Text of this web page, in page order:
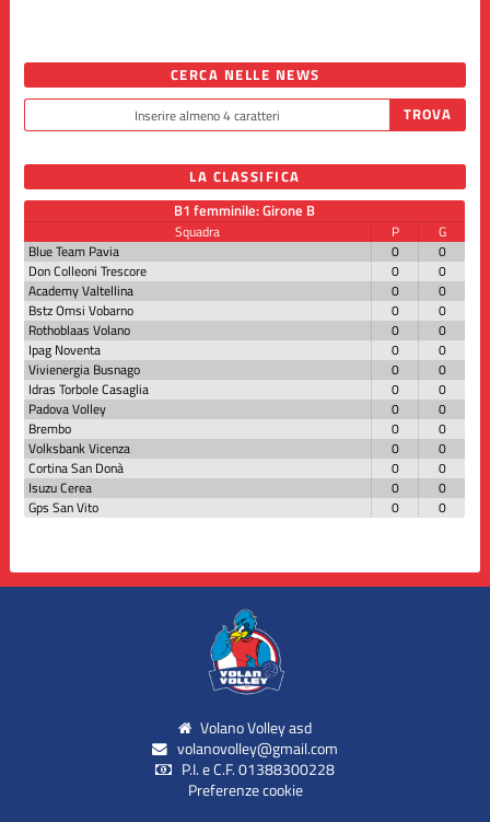
CERCA NELLE NEWS
LA CLASSIFICA
B1 femminile: Girone B
Squadra P
G
Blue Team Pavia
0
0
Don Colleoni Trescore
0
0
Academy Valtellina
0
0
Bstz Omsi Vobarno
0
0
Rothoblaas Volano
0
0
Ipag Noventa
0
0
Vivienergia Busnago
0
0
Idras Torbole Casaglia
0
0
Padova Volley
0
0
Brembo
0
0
Volksbank Vicenza
0
0
Cortina San Donà
0
0
Isuzu Cerea
0
0
Gps San Vito
0 0
Volano Volley asd
volanovolley@gmail.com
P.I. e C.F. 01388300228
Preferenze cookie